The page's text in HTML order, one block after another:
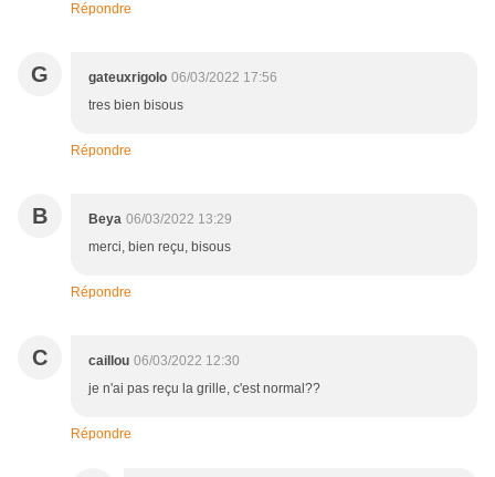
Répondre
G gateuxrigolo 06/03/2022 17:56
tres bien bisous
Répondre
B Beya 06/03/2022 13:29
merci, bien reçu, bisous
Répondre
C caillou 06/03/2022 12:30
je n'ai pas reçu la grille, c'est normal??
Répondre